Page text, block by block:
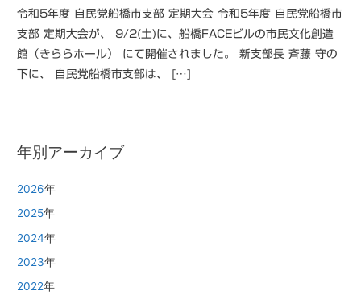
令和5年度 自民党船橋市支部 定期大会 令和5年度 自民党船橋市
支部 定期大会が、 9/2(土)に、船橋FACEビルの市民文化創造
館（きららホール） にて開催されました。 新支部長 斉藤 守の
下に、 自民党船橋市支部は、 […]
年別アーカイブ
2026年
2025年
2024年
2023年
2022年